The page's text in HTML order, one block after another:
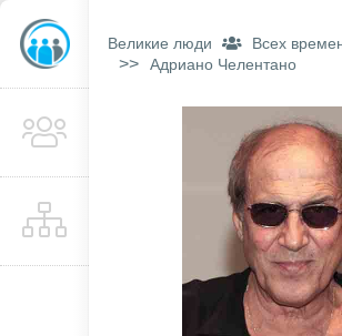
Великие люди Всех
>> Адриано Челентано